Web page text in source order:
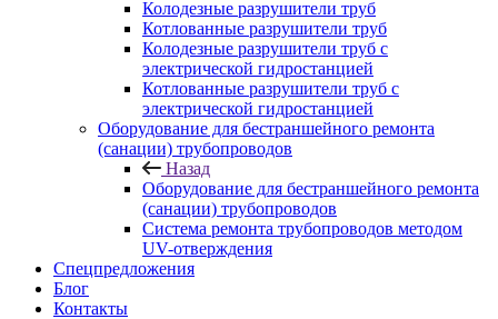
Колодезные разрушители труб
Котлованные разрушители труб
Колодезные разрушители труб с
электрической гидростанцией
Котлованные разрушители труб с
электрической гидростанцией
Оборудование для бестраншейного ремонта
(санации) трубопроводов
Назад
Оборудование для бестраншейного ремонта
(санации) трубопроводов
Система ремонта трубопроводов методом
UV-отверждения
Спецпредложения
Блог
Контакты